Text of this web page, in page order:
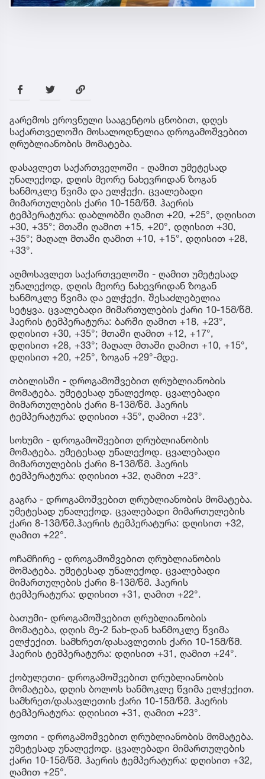
გარემოს ეროვნული სააგენტოს ცნობით, დღეს
საქართველოში მოსალოდნელია დროგამოშვებით
ღრუბლიანობის მომატება.
დასავლეთ საქართველოში - ღამით უმეტესად
უნალექოდ, დღის მეორე ნახევრიდან ზოგან
ხანმოკლე წვიმა და ელჭექი. ცვალებადი
მიმართულების ქარი 10-15მ/წმ. ჰაერის
ტემპერატურა: დაბლობში ღამით +20, +25°, დღისით
+30, +35°; მთაში ღამით +15, +20°, დღისით +30,
+35°; მაღალ მთაში ღამით +10, +15°, დღისით +28,
+33°.
აღმოსავლეთ საქართველოში - ღამით უმეტესად
უნალექოდ, დღის მეორე ნახევრიდან ზოგან
ხანმოკლე წვიმა და ელჭექი, შესაძლებელია
სეტყვა. ცვალებადი მიმართულების ქარი 10-15მ/წმ.
ჰაერის ტემპერატურა: ბარში ღამით +18, +23°,
დღისით +30, +35°; მთაში ღამით +12, +17°,
დღისით +28, +33°; მაღალ მთაში ღამით +10, +15°,
დღისით +20, +25°, ზოგან +29°-მდე.
თბილისში - დროგამოშვებით ღრუბლიანობის
მომატება. უმეტესად უნალექოდ. ცვალებადი
მიმართულების ქარი 8-13მ/წმ. ჰაერის
ტემპერატურა: დღისით +35°, ღამით +23°.
სოხუმი - დროგამოშვებით ღრუბლიანობის
მომატება. უმეტესად უნალექოდ. ცვალებადი
მიმართულების ქარი 8-13მ/წმ. ჰაერის
ტემპერატურა: დღისით +32, ღამით +23°.
გაგრა - დროგამოშვებით ღრუბლიანობის მომატება.
უმეტესად უნალექოდ. ცვალებადი მიმართულების
ქარი 8-13მ/წმ.ჰაერის ტემპერატურა: დღისით +32,
ღამით +22°.
ოჩამჩირე - დროგამოშვებით ღრუბლიანობის
მომატება. უმეტესად უნალექოდ. ცვალებადი
მიმართულების ქარი 8-13მ/წმ. ჰაერის
ტემპერატურა: დღისით +31, ღამით +22°.
ბათუმი- დროგამოშვებით ღრუბლიანობის
მომატება, დღის მე-2 ნახ-დან ხანმოკლე წვიმა
ელჭექით. სამხრეთ/დასავლეთის ქარი 10-15მ/წმ.
ჰაერის ტემპერატურა: დღისით +31, ღამით +24°.
ქობულეთი- დროგამოშვებით ღრუბლიანობის
მომატება, დღის ბოლოს ხანმოკლე წვიმა ელჭექით.
სამხრეთ/დასავლეთის ქარი 10-15მ/წმ. ჰაერის
ტემპერატურა: დღისით +31, ღამით +23°.
ფოთი - დროგამოშვებით ღრუბლიანობის მომატება.
უმეტესად უნალექოდ. ცვალებადი მიმართულების
ქარი 10-15მ/წმ. ჰაერის ტემპერატურა: დღისით +32,
ღამით +25°.